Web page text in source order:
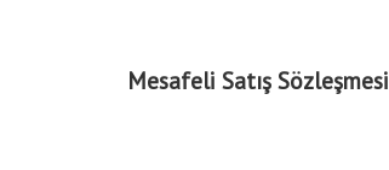
Mesafeli Satış Sözleşmesi